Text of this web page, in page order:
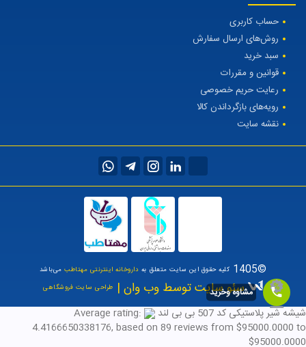
حساب کاربری
روش‌های ارسال سفارش
سبد خرید
قوانین و مقررات
رعایت حریم خصوصی
رویه‌های بازگرداندن کالا
نقشه سایت
©1405 کلیه حقوق این سایت متعلق به داروخانه اینترنتی مهتاطبمی‌باشد
سئو سایت توسط وب وان | طراحی سایت فروشگاهی
شیشه شیر پلاستیکی کد 507 بی بی لند
Average rating:
4.4166650338176, based on 89 reviews from $95000.0000 to
$95000.0000
مشاوه وخرید